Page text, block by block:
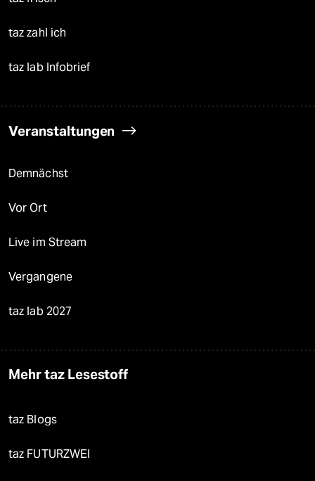
taz zahl ich
taz lab Infobrief
Veranstaltungen
Demnächst
Vor Ort
Live im Stream
Vergangene
taz lab 2027
Mehr taz Lesestoff
taz Blogs
taz FUTURZWEI